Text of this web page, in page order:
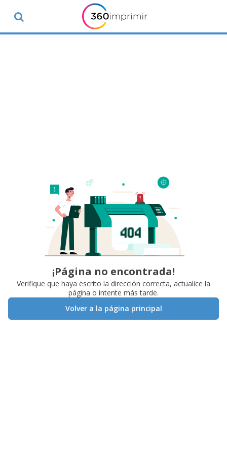
¡Página no encontrada!
Verifique que haya escrito la dirección correcta, actualice la
página o intente más tarde.